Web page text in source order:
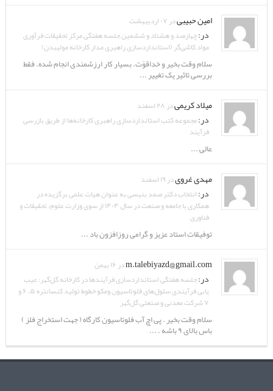
امین حبیبیدر ۰۷ اردیبهشت
در:چهارصد و هشتاد و ششمین جلسه هفتگی مرکز تحقیقات فرآوری
مواد کاشی‌گر (استانداردسازی راهبری مدار کارخانه مولیبدن)
سلام وقت بخیر و خداقوّت. بسیار کار ارزشمندی انجام شده. فقط
بررسی تاثیر یک تغییر ...
میلاد کریمیدر ۲۸ اسفند
در:مجموعه کتب استانداردسازی راهبری کارخانه‌ها از طریق بازرسی
فرآیند
عالی ...
مهدی غرویدر ۱۹ اسفند
در:انتخاب دکتر صمد بنیسی به عنوان هیات علمی برگزیده در
همکاری با جامعه و صنعت در سال ۱۴۰۴ از سوی وزارت علوم، تحقیقات و
فناوری
توفیقات استاد عزیز و گرامی روزافزون باد ...
m.talebiyazd@gmail.comدر ۱۶ بهمن
در:جلسه هفتگی استانداردسازی فرآیندها در کارخانه گل‌گهر: عیب
یابی فرآیندی سلول‌های فلوتاسیون ومکو خطوط تولید کنسانتره ۵، ۶ و
۷ شرکت معدنی و صنعتی گل‌گهر
سلام وقت بخیر . پی اچ آب فلوتاسیون کارگاه ( جهت استخراج فلز )
باس بالای ۹ باشه . ...